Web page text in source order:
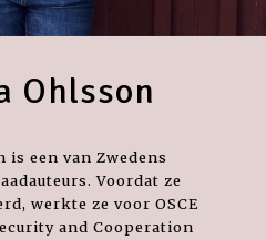
Ohlsson
een van Zwedens
Voordat ze
werkte ze voor OSCE
and Cooperation